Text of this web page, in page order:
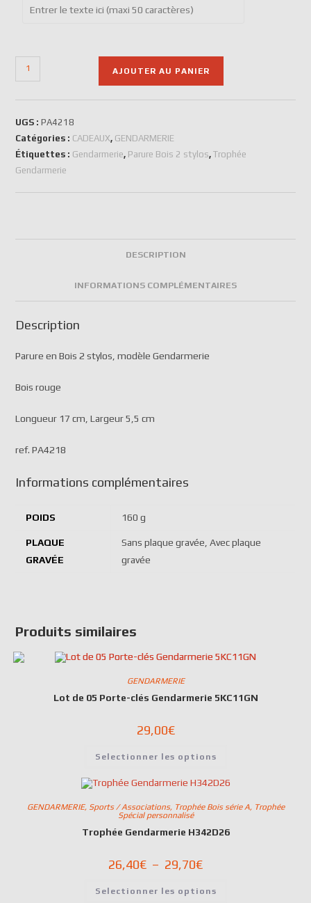
AJOUTER AU PANIER
UGS :PA4218
Catégories : CADEAUX, GENDARMERIE
Étiquettes : Gendarmerie, Parure Bois 2 stylos,Trophée
Gendarmerie
DESCRIPTION
INFORMATIONS COMPLÉMENTAIRES
Description
Parure en Bois 2 stylos, modèle Gendarmerie
Bois rouge
Longueur 17 cm, Largeur 5,5 cm
ref. PA4218
Informations complémentaires
POIDS 160 g
PLAQUE
GRAVÉE
Sans plaque gravée, Avec plaque
gravée
Produits similaires
GENDARMERIE
Lot de 05 Porte-clés Gendarmerie 5KC11GN
29,00€
Selectionner les options
GENDARMERIE, Sports / Associations, Trophée Bois série A, Trophée
Spécial personnalisé
Trophée Gendarmerie H342D26
26,40€ – 29,70€
Selectionner les options